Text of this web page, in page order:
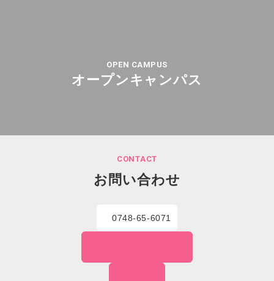
OPEN CAMPUS
オープンキャンパス
CONTACT
お問い合わせ
0748-65-6071